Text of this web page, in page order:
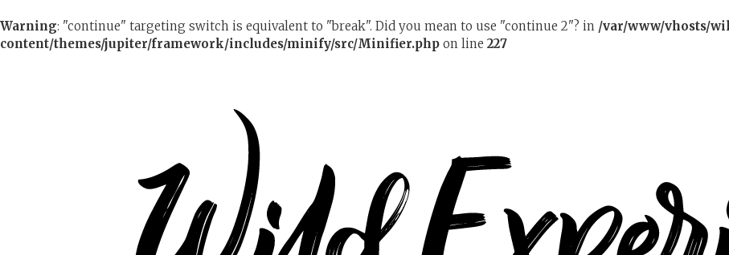
Warning: "continue" targeting switch is equivalent to "break". Did you mean to use "continue 2"? in /var/www/vhosts/
content/themes/jupiter/framework/includes/minify/src/Minifier.php on line 227